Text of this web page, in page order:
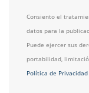
Consiento el
datos para la
Puede ejercer sus
portabilidad,
Política de Privacidad